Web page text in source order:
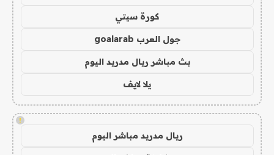
كورة سيتي
جول العرب goalarab
بث مباشر ريال مدريد اليوم
يلا لايف
!
ريال مدريد مباشر اليوم